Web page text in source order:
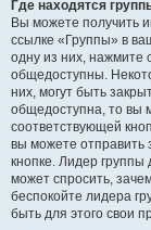
Где находятся
Вы можете получить
ссылке «Группы» в
одну из них, нажмите
общедоступны.
них, могут быть
общедоступна, то вы
соответствующей
вы можете отправить
кнопке. Лидер группы
может спросить,
беспокойте лидера
быть для этого свои